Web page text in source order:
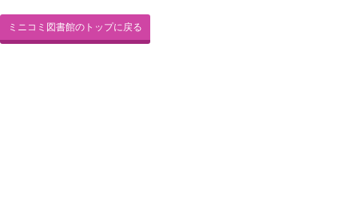
ミニコミ図書館のトップに戻る